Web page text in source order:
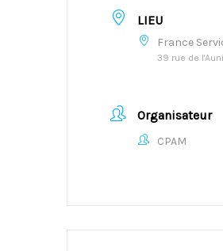
LIEU
France
39 rue de
Organisateur
CPAM